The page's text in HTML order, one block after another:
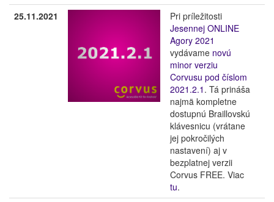
25.11.2021
Pri príležitosti
Jesennej ONLINE
Agory 2021
vydávame novú
minor verziu
Corvusu pod číslom
2021.2.1 . Tá prináša
najmä kompletne
dostupnú Braillovskú
klávesnicu (vrátane
jej pokročilých
nastavení) aj v
bezplatnej verzii
Corvus FREE. Viac
tu.